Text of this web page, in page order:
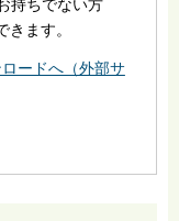
持ちでない方
ます。
ードへ（外部サ